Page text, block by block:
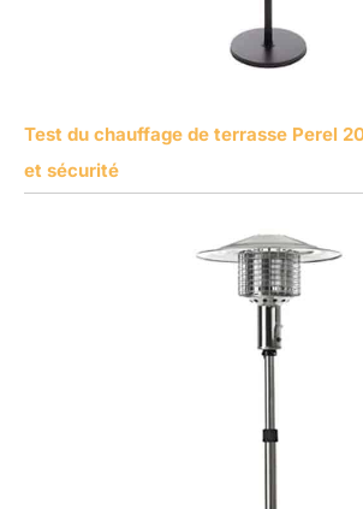
Test du chauffage de terrasse Perel
et sécurité